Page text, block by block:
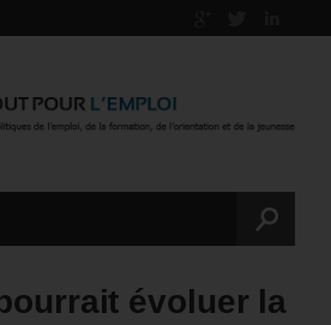
évoluer la